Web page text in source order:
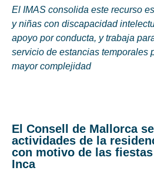
El IMAS consolida este recurso
y niñas con discapacidad
apoyo por conducta, y trabaja
servicio de estancias temporales
mayor complejidad
El Consell de Mallorca
actividades de la
con motivo de las
Inca